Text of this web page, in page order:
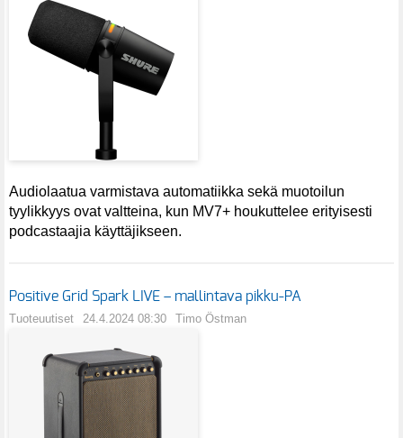
Audiolaatua varmistava automatiikka sekä muotoilun
tyylikkyys ovat valtteina, kun MV7+ houkuttelee erityisesti
podcastaajia käyttäjikseen.
Positive Grid Spark LIVE – mallintava pikku-PA
Tuoteuutiset 24.4.2024 08:30 Timo Östman